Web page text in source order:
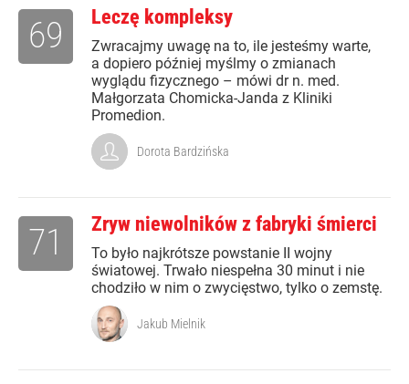
Leczę kompleksy
Zwracajmy uwagę na to, ile jesteśmy warte,
a dopiero później myślmy o zmianach
wyglądu fizycznego – mówi dr n. med.
Małgorzata Chomicka-Janda z Kliniki
Promedion.
69
Dorota Bardzińska
Zryw niewolników z fabryki śmierci
To było najkrótsze powstanie II wojny
światowej. Trwało niespełna 30 minut i nie
chodziło w nim o zwycięstwo, tylko o zemstę.
71
Jakub Mielnik